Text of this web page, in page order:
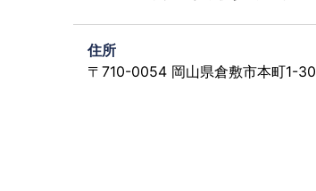
住所
〒710-0054 岡山県倉敷市本町1-30